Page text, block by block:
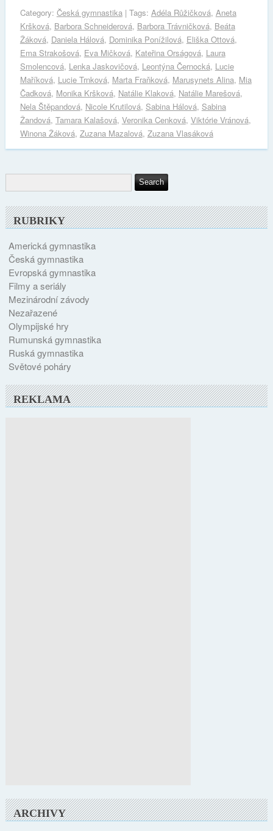
Category: Česká gymnastika| Tags: Adéla Růžičková, Aneta
Kršková, Barbora Schneiderová, Barbora Trávničková, Beáta
Žáková, Daniela Hálová, Dominika Ponížilová, Eliška Ottová,
Ema Strakošová, Eva Mičková, Kateřina Orságová, Laura
Smolencová, Lenka Jaskovičová, Leontýna Černocká, Lucie
Maříková, Lucie Trnková, Marta Fraňková, Marusynets Alina, Mia
Čadková, Monika Kršková, Natálie Klaková, Natálie Marešová,
Nela Štěpandová, Nicole Krutilová, Sabina Hálová, Sabina
Žandová, Tamara Kalašová, Veronika Cenková, Viktórie Vránová,
Winona Žáková, Zuzana Mazalová, Zuzana Vlasáková
RUBRIKY
Americká gymnastika
Česká gymnastika
Evropská gymnastika
Filmy a seriály
Mezinárodní závody
Nezařazené
Olympijské hry
Rumunská gymnastika
Ruská gymnastika
Světové poháry
REKLAMA
ARCHIVY